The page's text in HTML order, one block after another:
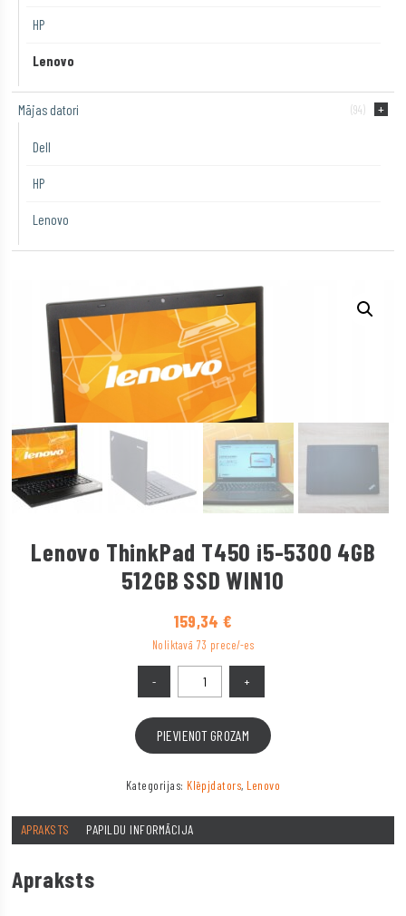
HP
Lenovo
Mājas datori (94)
Dell
HP
Lenovo
Lenovo ThinkPad T450 i5-5300 4GB
512GB SSD WIN10
159,34€
Noliktavā 73 prece/-es
PIEVIENOT GROZAM
Kategorijas: Klēpjdators, Lenovo
APRAKSTS PAPILDU INFORMĀCIJA
Apraksts